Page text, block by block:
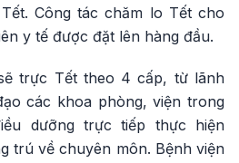
Công tác chăm lo Tết cho
y tế được đặt lên hàng đầu.
trực Tết theo 4 cấp, từ lãnh
các khoa phòng, viện trong
dưỡng trực tiếp thực hiện
trú về chuyên môn. Bệnh viện